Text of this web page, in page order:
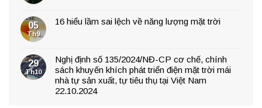
05
Th9
16 hiểu lầm sai lệch về năng lượng mặt trời
29
Th10
Nghị định số 135/2024/NĐ-CP cơ chế, chính
sách khuyến khích phát triển điện mặt trời mái
nhà tự sản xuất, tự tiêu thụ tại Việt Nam
22.10.2024